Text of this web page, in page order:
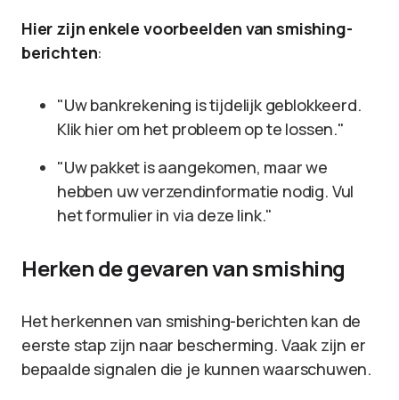
Hier zijn enkele voorbeelden van smishing-
berichten:
"Uw bankrekening is tijdelijk geblokkeerd.
Klik hier om het probleem op te lossen."
"Uw pakket is aangekomen, maar we
hebben uw verzendinformatie nodig. Vul
het formulier in via deze link."
Herken de gevaren van smishing
Het herkennen van smishing-berichten kan de
eerste stap zijn naar bescherming. Vaak zijn er
bepaalde signalen die je kunnen waarschuwen.